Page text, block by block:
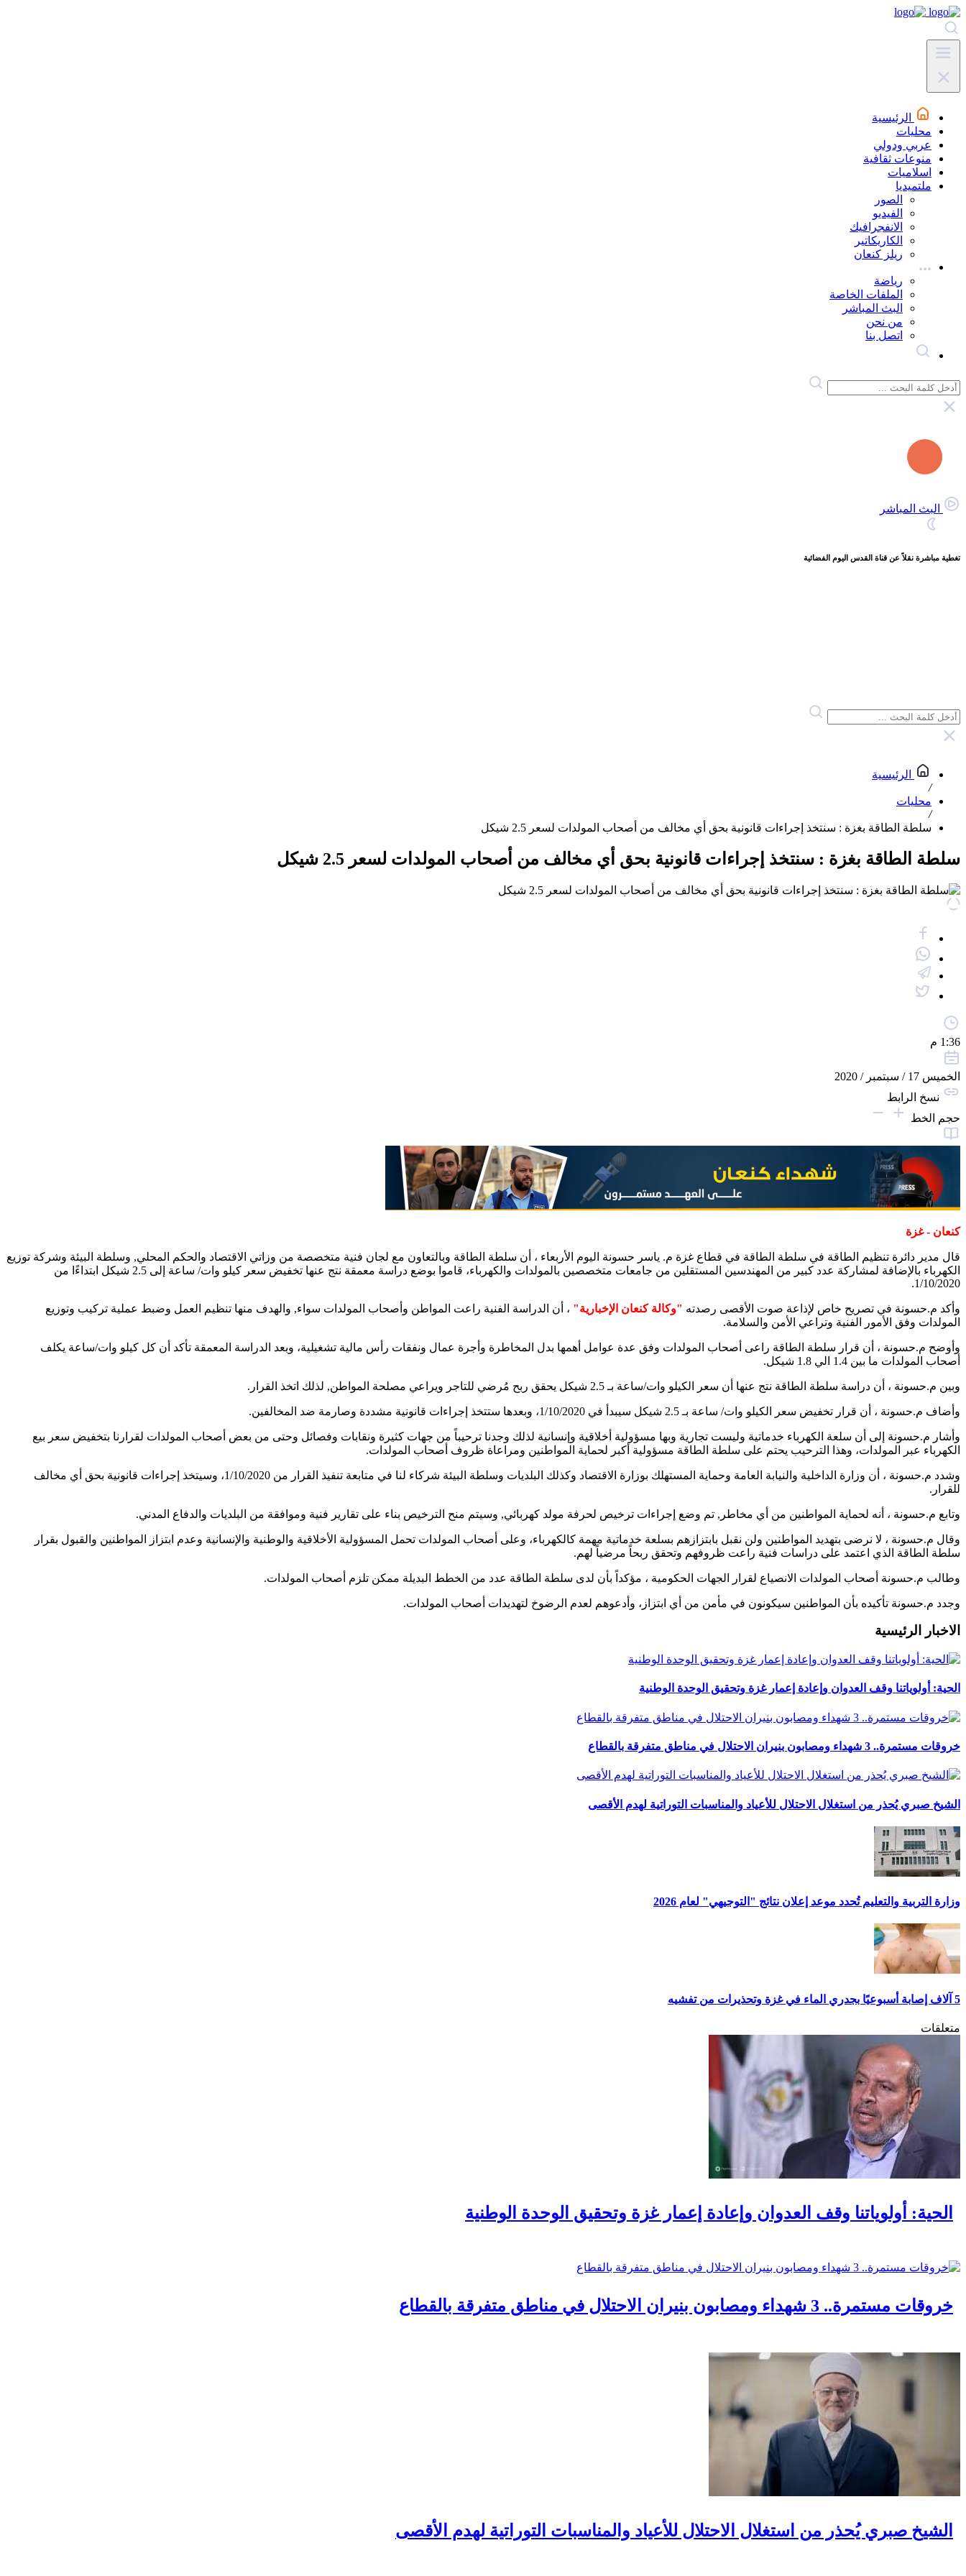
الرئيسية
محليات
عربي ودولي
منوعات ثقافية
اسلاميات
ملتميديا
الصور
الفيديو
الانفجرافيك
الكاريكاتير
ريلز كنعان
رياضة
الملفات الخاصة
البث المباشر
من نحن
اتصل بنا
البث المباشر
تغطية مباشرة نقلاً عن قناة القدس اليوم الفضائية
الرئيسية
/
محليات
/
سلطة الطاقة بغزة : سنتخذ إجراءات قانونية بحق أي مخالف من أصحاب المولدات لسعر 2.5 شيكل
سلطة الطاقة بغزة : سنتخذ إجراءات قانونية بحق أي مخالف من أصحاب المولدات لسعر 2.5 شيكل
1:36 م
الخميس 17 / سبتمبر / 2020
نسخ الرابط
حجم الخط
كنعان - غزة
قال مدير دائرة تنظيم الطاقة في سلطة الطاقة في قطاع غزة م. ياسر حسونة اليوم الأربعاء ، أن سلطة الطاقة وبالتعاون مع لجان فنية متخصصة من وزاتي الاقتصاد والحكم المحلي, وسلطة البيئة وشركة توزيع
الكهرباء بالإضافة لمشاركة عدد كبير من المهندسين المستقلين من جامعات متخصصين بالمولدات والكهرباء، قاموا بوضع دراسة معمقة نتج عنها تخفيض سعر كيلو وات/ ساعة إلى 2.5 شيكل ابتداءًا من
1/10/2020.
وأكد م.حسونة في تصريح خاص لإذاعة صوت الأقصى رصدته "وكالة كنعان الإخبارية" ، أن الدراسة الفنية راعت المواطن وأصحاب المولدات سواء, والهدف منها تنظيم العمل وضبط عملية تركيب وتوزيع
المولدات وفق الأمور الفنية وتراعي الأمن والسلامة.
وأوضح م.حسونة ، أن قرار سلطة الطاقة راعى أصحاب المولدات وفق عدة عوامل أهمها بدل المخاطرة وأجرة عمال ونفقات رأس مالية تشغيلية، وبعد الدراسة المعمقة تأكد أن كل كيلو وات/ساعة يكلف
أصحاب المولدات ما بين 1.4 الي 1.8 شيكل.
وبين م.حسونة ، أن دراسة سلطة الطاقة نتج عنها أن سعر الكيلو وات/ساعة بـ 2.5 شيكل يحقق ربح مُرضي للتاجر ويراعي مصلحة المواطن, لذلك اتخذ القرار.
وأضاف م.حسونة ، أن قرار تخفيض سعر الكيلو وات/ ساعة بـ 2.5 شيكل سيبدأ في 1/10/2020، وبعدها ستتخذ إجراءات قانونية مشددة وصارمة ضد المخالفين.
وأشار م.حسونة إلى أن سلعة الكهرباء خدماتية وليست تجارية وبها مسؤولية أخلاقية وإنسانية لذلك وجدنا ترحيباً من جهات كثيرة ونقابات وفصائل وحتى من بعض أصحاب المولدات لقرارنا بتخفيض سعر بيع
الكهرباء عبر المولدات، وهذا الترحيب يحتم على سلطة الطاقة مسؤولية أكبر لحماية المواطنين ومراعاة ظروف أصحاب المولدات.
وشدد م.حسونة ، أن وزارة الداخلية والنيابة العامة وحماية المستهلك بوزارة الاقتصاد وكذلك البلديات وسلطة البيئة شركاء لنا في متابعة تنفيذ القرار من 1/10/2020، وسيتخذ إجراءات قانونية بحق أي مخالف
للقرار.
وتابع م.حسونة ، أنه لحماية المواطنين من أي مخاطر, تم وضع إجراءات ترخيص لحرفة مولد كهربائي, وسيتم منح الترخيص بناء على تقارير فنية وموافقة من البلديات والدفاع المدني.
وقال م.حسونة ، لا نرضى بتهديد المواطنين ولن نقبل بابتزازهم بسلعة خدماتية مهمة كالكهرباء، وعلى أصحاب المولدات تحمل المسؤولية الأخلاقية والوطنية والإنسانية وعدم ابتزاز المواطنين والقبول بقرار
سلطة الطاقة الذي اعتمد على دراسات فنية راعت ظروفهم وتحقق ربحاً مرضياً لهم.
وطالب م.حسونة أصحاب المولدات الانصياع لقرار الجهات الحكومية ، مؤكداً بأن لدى سلطة الطاقة عدد من الخطط البديلة ممكن تلزم أصحاب المولدات.
وجدد م.حسونة تأكيده بأن المواطنين سيكونون في مأمن من أي ابتزاز، وأدعوهم لعدم الرضوخ لتهديدات أصحاب المولدات.
الاخبار الرئيسية
الحية: أولوياتنا وقف العدوان وإعادة إعمار غزة وتحقيق الوحدة الوطنية
خروقات مستمرة.. 3 شهداء ومصابون بنيران الاحتلال في مناطق متفرقة بالقطاع
الشيخ صبري يُحذر من استغلال الاحتلال للأعياد والمناسبات التوراتية لهدم الأقصى
وزارة التربية والتعليم تُحدد موعد إعلان نتائج "التوجيهي" لعام 2026
5 آلاف إصابة أسبوعيًا بجدري الماء في غزة وتحذيرات من تفشيه
متعلقات
الحية: أولوياتنا وقف العدوان وإعادة إعمار غزة وتحقيق الوحدة الوطنية
خروقات مستمرة.. 3 شهداء ومصابون بنيران الاحتلال في مناطق متفرقة بالقطاع
الشيخ صبري يُحذر من استغلال الاحتلال للأعياد والمناسبات التوراتية لهدم الأقصى